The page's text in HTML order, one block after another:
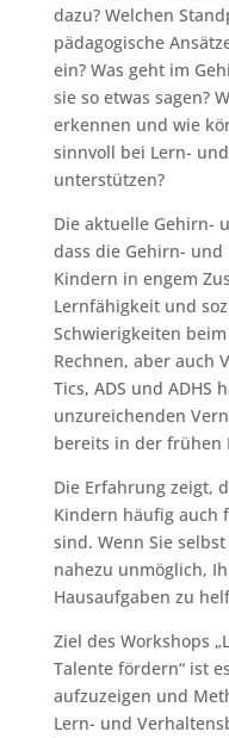
dazu? Welchen
pädagogische
ein? Was geht im
sie so etwas sagen?
erkennen und wie
sinnvoll bei Lern-
unterstützen?
Die aktuelle Gehirn-
dass die Gehirn-
Kindern in engem
Lernfähigkeit und
Schwierigkeiten
Rechnen, aber auch
Tics, ADS und ADHS
unzureichenden
bereits in der frühen
Die Erfahrung zeigt,
Kindern häufig auch
sind. Wenn Sie
nahezu unmöglich,
Hausaufgaben zu
Ziel des Workshops
Talente fördern“ ist
aufzuzeigen und
Lern- und